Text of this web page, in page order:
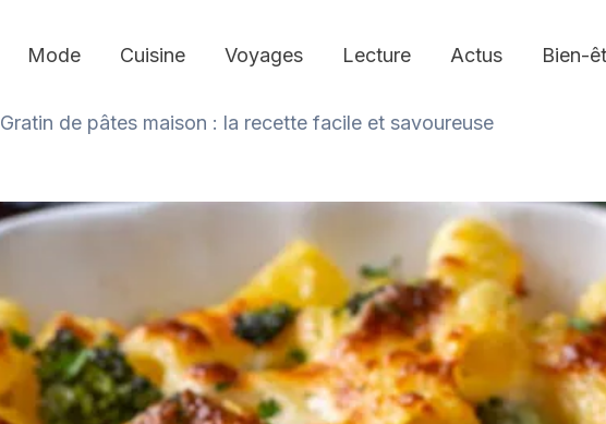
Mode Cuisine Voyages Lecture Actus Bien-
Gratin de pâtes maison : la recette facile et savoureuse